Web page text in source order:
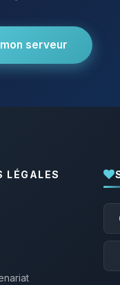
serveur
LÉGALES
et
07/